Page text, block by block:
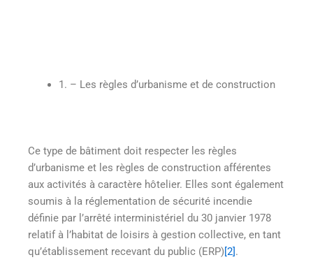
1. – Les règles d’urbanisme et de construction
Ce type de bâtiment doit respecter les règles
d’urbanisme et les règles de construction afférentes
aux activités à caractère hôtelier. Elles sont également
soumis à la réglementation de sécurité incendie
définie par l’arrêté interministériel du 30 janvier 1978
relatif à l’habitat de loisirs à gestion collective, en tant
qu’établissement recevant du public (ERP)[2].